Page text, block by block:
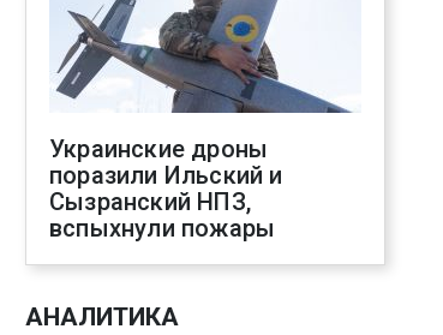
Украинские дроны
поразили Ильский и
Сызранский НПЗ,
вспыхнули пожары
АНАЛИТИКА